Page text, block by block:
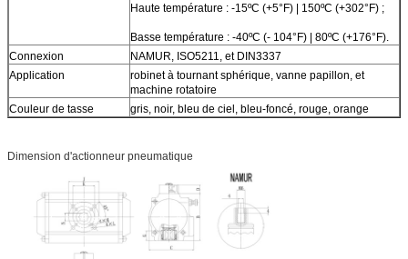
Haute température : -15ºC (+5°F) | 150ºC (+302°F) ;
Basse température : -40ºC (- 104°F) | 80ºC (+176°F).
Connexion
NAMUR, ISO5211, et DIN3337
Application
robinet à tournant sphérique, vanne papillon, et
machine rotatoire
Couleur de tasse
gris, noir, bleu de ciel, bleu-foncé, rouge, orange
Dimension d'actionneur pneumatique